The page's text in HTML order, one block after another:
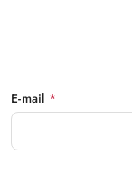
E-mail *